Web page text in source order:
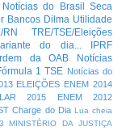
Notícias do Brasil
Seca
Bancos Dilma Utilidade
RN
TRE/TSE/Eleições
do dia...
IPRF
da OAB
Notícias
1 TSE Notícias do
ELEIÇÕES ENEM 2014
2015
ENEM 2012
Charge do Dia Lua cheia
MINISTÉRIO DA JUSTIÇA